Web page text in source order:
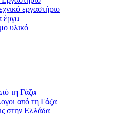
εργαστήριο
έργα
υλικό
τη Γάζα
από τη Γάζα
στην Ελλάδα